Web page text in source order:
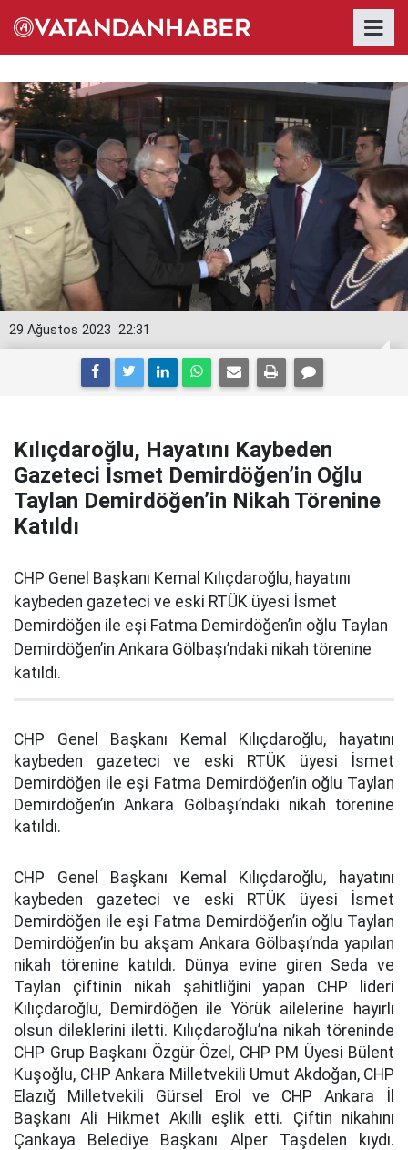
22:31
29 Ağustos 2023
Kılıçdaroğlu, Hayatını Kaybeden
Gazeteci İsmet Demirdöğen’in Oğlu
Taylan Demirdöğen’in Nikah Törenine
Katıldı
CHP Genel Başkanı Kemal Kılıçdaroğlu, hayatını
kaybeden gazeteci ve eski RTÜK üyesi İsmet
Demirdöğen ile eşi Fatma Demirdöğen’in oğlu Taylan
Demirdöğen’in Ankara Gölbaşı’ndaki nikah törenine
katıldı.
CHP Genel Başkanı Kemal Kılıçdaroğlu, hayatını
kaybeden gazeteci ve eski RTÜK üyesi İsmet
Demirdöğen ile eşi Fatma Demirdöğen’in oğlu Taylan
Demirdöğen’in Ankara Gölbaşı’ndaki nikah törenine
katıldı.
CHP Genel Başkanı Kemal Kılıçdaroğlu, hayatını
kaybeden gazeteci ve eski RTÜK üyesi İsmet
Demirdöğen ile eşi Fatma Demirdöğen’in oğlu Taylan
Demirdöğen’in bu akşam Ankara Gölbaşı’nda yapılan
nikah törenine katıldı. Dünya evine giren Seda ve
Taylan çiftinin nikah şahitliğini yapan CHP lideri
Kılıçdaroğlu, Demirdöğen ile Yörük ailelerine hayırlı
olsun dileklerini iletti. Kılıçdaroğlu’na nikah töreninde
CHP Grup Başkanı Özgür Özel, CHP PM Üyesi Bülent
Kuşoğlu, CHP Ankara Milletvekili Umut Akdoğan, CHP
Elazığ Milletvekili Gürsel Erol ve CHP Ankara İl
Başkanı Ali Hikmet Akıllı eşlik etti. Çiftin nikahını
Çankaya Belediye Başkanı Alper Taşdelen kıydı.